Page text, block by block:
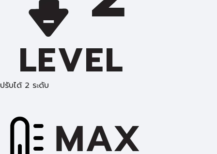
ปรับได้ 2 ระดับ